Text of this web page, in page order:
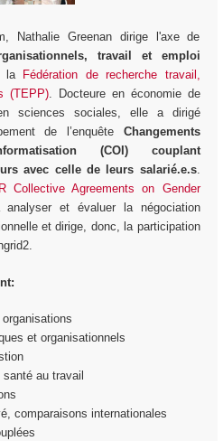
Nathalie Greenan dirige l'axe de
travail et emploi
la Fédération de recherche travail,
(TEPP). Docteure en économie de
sciences sociales, elle a dirigé
de l’enquête Changements
(COI) couplant
avec celle de leurs salarié.e.s.
Collective Agreements on Gender
et évaluer la négociation
et dirige, donc, la participation
et organisationnels
au travail
comparaisons internationales